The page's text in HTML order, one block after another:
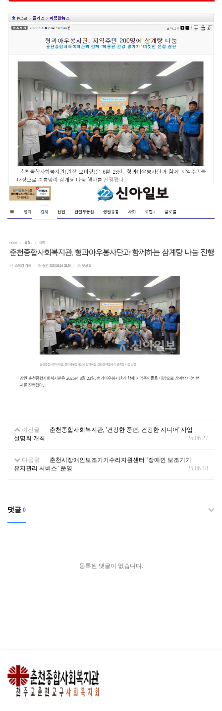
이전글
춘천종합사회복지관, '건강한 중년, 건강한 시니어' 사업
설명회 개최
25.06.27
다음글
춘천시장애인보조기기수리지원센터 ‘장애인 보조기기
유지관리 서비스’ 운영
25.06.18
댓글 0
등록된 댓글이 없습니다.